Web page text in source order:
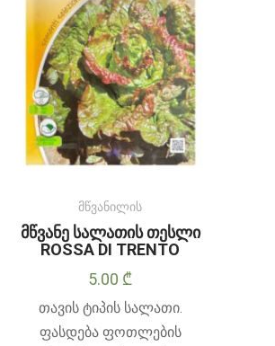
მწვანილის
მწვანე სალათის თესლი
ROSSA DI TRENTO
5.00 ₾
თავის ტიპის სალათი.
ფასდება ფოთლების